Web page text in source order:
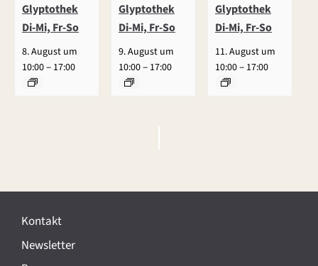
Glyptothek
Di-Mi, Fr-So
8. August um
10:00– 17:00
Glyptothek
Di-Mi, Fr-So
9. August um
10:00– 17:00
Glyptothek
Di-Mi, Fr-So
11. August um
10:00– 17:00
e
a
n
Kontakt
Newsletter